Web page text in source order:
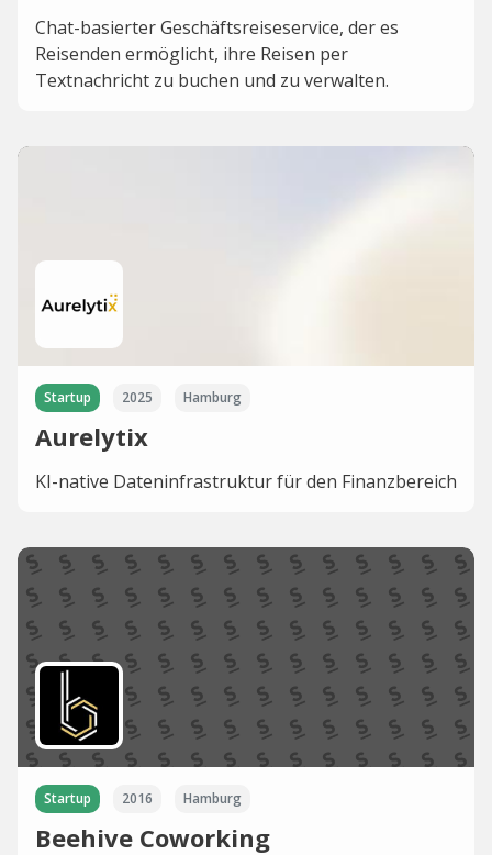
Chat-basierter Geschäftsreiseservice, der es
Reisenden ermöglicht, ihre Reisen per
Textnachricht zu buchen und zu verwalten.
Startup 2025 Hamburg
Aurelytix
KI-native Dateninfrastruktur für den Finanzbereich
Startup 2016 Hamburg
Beehive Coworking